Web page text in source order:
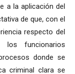
a la aplicación del
de que, con el
respecto del
los funcionarios
donde se
criminal clara se